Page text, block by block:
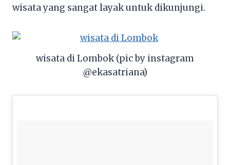
wisata yang sangat layak untuk dikunjungi.
wisata di Lombok (pic by instagram
@ekasatriana)